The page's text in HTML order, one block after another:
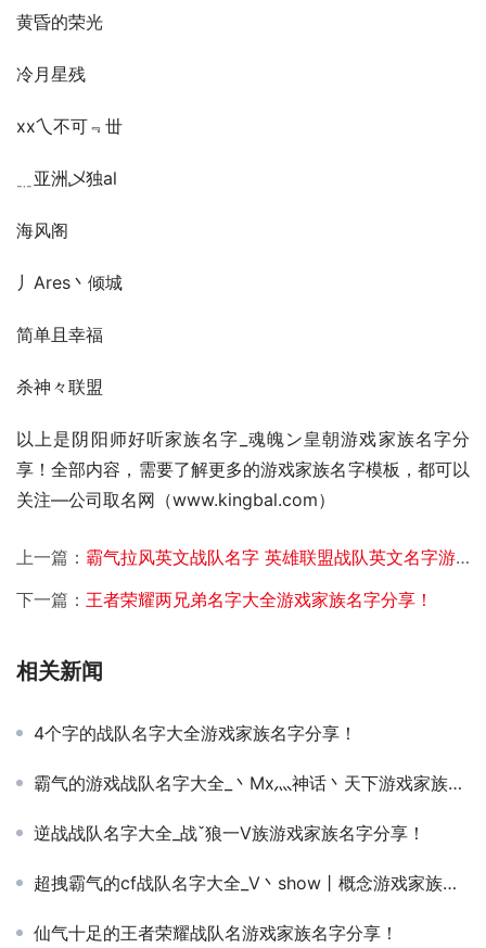
黄昏的荣光
冷月星残
xx乀不可﹃丗
﹎亚洲乄独al
海风阁
丿Ares丶倾城
简单且幸福
杀神々联盟
以上是阴阳师好听家族名字_魂魄ン皇朝游戏家族名字分
享！全部内容，需要了解更多的游戏家族名字模板，都可以
关注—公司取名网（www.kingbal.com）
上一篇： 霸气拉风英文战队名字 英雄联盟战队英文名字游戏家族名字分享！
下一篇： 王者荣耀两兄弟名字大全游戏家族名字分享！
相关新闻
4个字的战队名字大全游戏家族名字分享！
霸气的游戏战队名字大全_丶Mx灬神话丶天下游戏家族名字分享！
逆战战队名字大全_战ˇ狼一V族游戏家族名字分享！
超拽霸气的cf战队名字大全_V丶show丨概念游戏家族名字分享！
仙气十足的王者荣耀战队名游戏家族名字分享！